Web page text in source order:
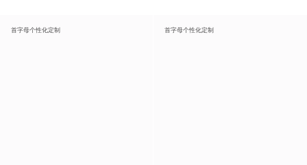
首字母个性化定制 首字母个性化定制